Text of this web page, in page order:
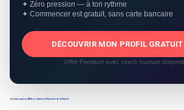
✦ Zéro pression — à ton rythme
✦ Commencer est gratuit, sans carte bancaire
DÉCOUVRIR MON PROFIL
Offre Premium avec coach humain
Que faire après un BTSA en Gestion et Protection de la Nature?